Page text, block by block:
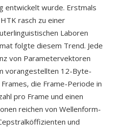
entwickelt wurde. Erstmals
rasch zu einer
Laboren
folgte diesem Trend. Jede
von Parametervektoren
vorangestellten 12-Byte-
die Frame-Periode in
pro Frame und einen
reichen von Wellenform-
und